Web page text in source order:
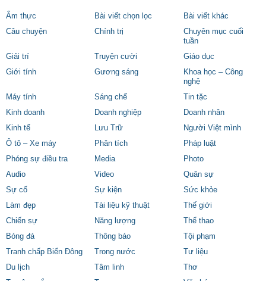
Ẩm thực Bài viết chọn lọc
Bài viết khác
Câu chuyện
Chính trị
Chuyên mục cuối
tuần
Giải trí
Truyện cười
Giáo dục
Giới tính
Gương sáng
Khoa học – Công
nghệ
Máy tính
Sáng chế
Tin tặc
Kinh doanh
Doanh nghiệp
Doanh nhân
Kinh tế
Lưu Trữ
Người Việt mình
Ô tô – Xe máy
Phân tích
Pháp luật
Phóng sự điều tra
Media
Photo
Audio
Video
Quân sự
Sự cố
Sự kiện
Sức khỏe
Làm đẹp
Tài liệu kỹ thuật
Thế giới
Chiến sự
Năng lượng
Thể thao
Bóng đá
Thông báo
Tội phạm
Tranh chấp Biển Đông
Trong nước
Tư liệu
Du lịch
Tâm linh
Thơ